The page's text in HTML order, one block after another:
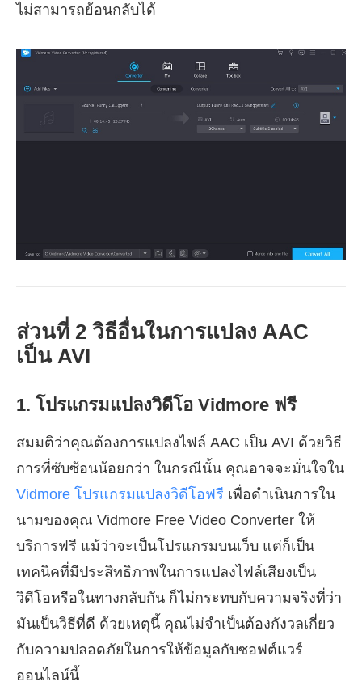
ไม่สามารถย้อนกลับได้
ส่วนที่ 2 วิธีอื่นในการแปลง AAC
เป็น AVI
1. โปรแกรมแปลงวิดีโอ Vidmore ฟรี
สมมติว่าคุณต้องการแปลงไฟล์ AAC เป็น AVI ด้วยวิธี
การที่ซับซ้อนน้อยกว่า ในกรณีนั้น คุณอาจจะมั่นใจใน
Vidmore โปรแกรมแปลงวิดีโอฟรี เพื่อดำเนินการใน
นามของคุณ Vidmore Free Video Converter ให้
บริการฟรี แม้ว่าจะเป็นโปรแกรมบนเว็บ แต่ก็เป็น
เทคนิคที่มีประสิทธิภาพในการแปลงไฟล์เสียงเป็น
วิดีโอหรือในทางกลับกัน ก็ไม่กระทบกับความจริงที่ว่า
มันเป็นวิธีที่ดี ด้วยเหตุนี้ คุณไม่จำเป็นต้องกังวลเกี่ยว
กับความปลอดภัยในการให้ข้อมูลกับซอฟต์แวร์
ออนไลน์นี้